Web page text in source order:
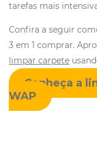
tarefas mais
Confira a seguir
3 em 1 comprar.
limpar carpete
Conheça a
WAP